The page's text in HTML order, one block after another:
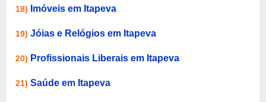
18) Imóveis em Itapeva
19)Jóias e Relógios em Itapeva
20) Profissionais Liberais em Itapeva
21)Saúde em Itapeva